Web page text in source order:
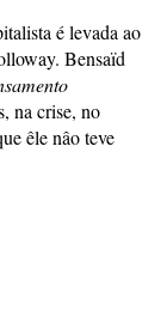
é levada ao
Bensaïd
na crise, no
êle nâo teve